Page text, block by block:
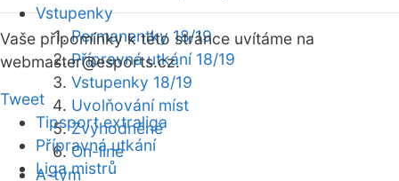
Vstupenky
Permanentky 18/19
Přípravná utkání 18/19
Vstupenky 18/19
Uvolňování míst
Zvýhodněné
On-line
A-tým
Vaše připomínky k této stránce uvítáme na
webmaster@esports.cz.
Tweet
Tipsport extraliga
Přípravná utkání
Liga mistrů